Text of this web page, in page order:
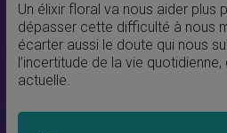
Un élixir floral va nous aider plus
dépasser cette difficulté à nous
écarter aussi le doute qui nous
l’incertitude de la vie
actuelle.